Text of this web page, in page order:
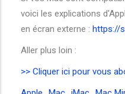
voici les explications
en écran externe : https://
Aller plus loin :
>> Cliquer ici pour vous